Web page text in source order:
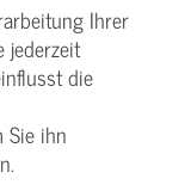
Ihrer
jederzeit
die
Sie ihn